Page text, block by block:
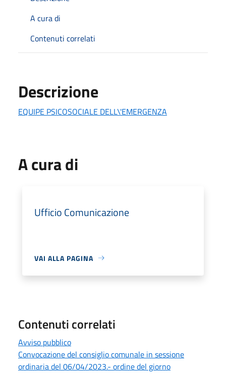
A cura di
Contenuti correlati
Descrizione
EQUIPE PSICOSOCIALE DELL\'EMERGENZA
A cura di
Ufficio Comunicazione
VAI ALLA PAGINA
Contenuti correlati
Avviso pubblico
Convocazione del consiglio comunale in sessione
ordinaria del 06/04/2023.- ordine del giorno